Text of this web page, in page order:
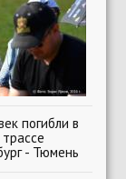
погибли в
- Тюмень